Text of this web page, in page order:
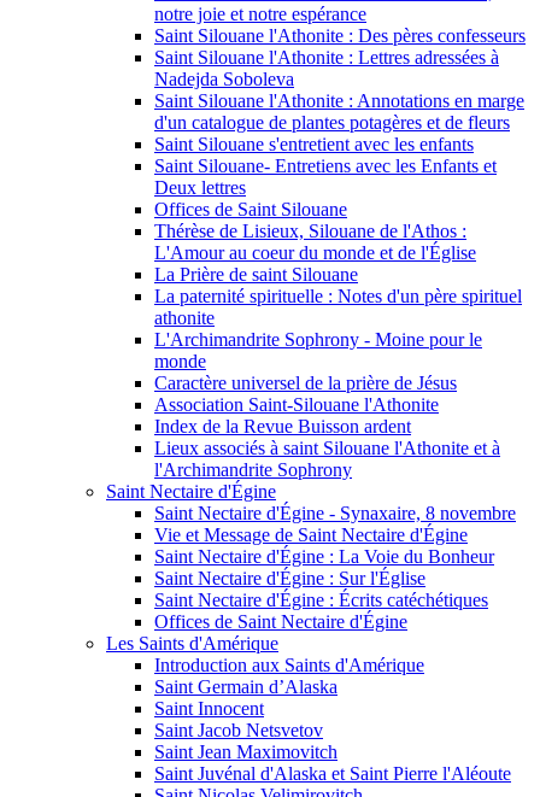
notre joie et notre espérance
Saint Silouane l'Athonite : Des pères confesseurs
Saint Silouane l'Athonite : Lettres adressées à
Nadejda Soboleva
Saint Silouane l'Athonite : Annotations en marge
d'un catalogue de plantes potagères et de fleurs
Saint Silouane s'entretient avec les enfants
Saint Silouane- Entretiens avec les Enfants et
Deux lettres
Offices de Saint Silouane
Thérèse de Lisieux, Silouane de l'Athos :
L'Amour au coeur du monde et de l'Église
La Prière de saint Silouane
La paternité spirituelle : Notes d'un père spirituel
athonite
L'Archimandrite Sophrony - Moine pour le
monde
Caractère universel de la prière de Jésus
Association Saint-Silouane l'Athonite
Index de la Revue Buisson ardent
Lieux associés à saint Silouane l'Athonite et à
l'Archimandrite Sophrony
Saint Nectaire d'Égine
Saint Nectaire d'Égine - Synaxaire, 8 novembre
Vie et Message de Saint Nectaire d'Égine
Saint Nectaire d'Égine : La Voie du Bonheur
Saint Nectaire d'Égine : Sur l'Église
Saint Nectaire d'Égine : Écrits catéchétiques
Offices de Saint Nectaire d'Égine
Les Saints d'Amérique
Introduction aux Saints d'Amérique
Saint Germain d’Alaska
Saint Innocent
Saint Jacob Netsvetov
Saint Jean Maximovitch
Saint Juvénal d'Alaska et Saint Pierre l'Aléoute